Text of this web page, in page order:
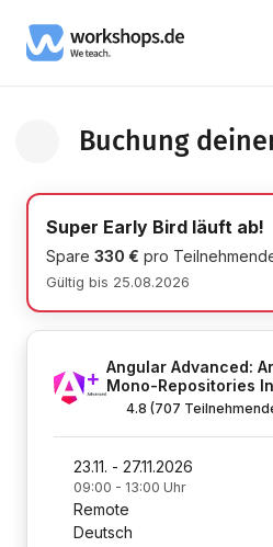
Zurück zur Schulung
Buchung
Super Early Bird läuft ab!
Spare 330 € pro
Gültig bis 25.08.2026
Angular Advanced:
Mono-Repositories
4.8 (707
23.11. - 27.11.2026
09:00 - 13:00 Uhr
Remote
Deutsch